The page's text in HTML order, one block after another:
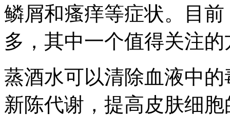
鳞屑和瘙痒等症状。目
多，其中一个值得关注
蒸酒水可以清除血液中
新陈代谢，提高皮肤细